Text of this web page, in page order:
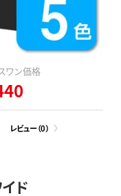
ワン価格
レビュー（0）
ド